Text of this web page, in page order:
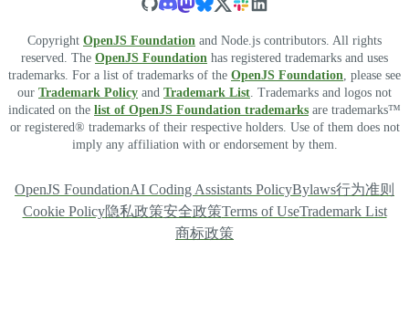
Copyright OpenJS Foundation and Node.js contributors. All rights
reserved. The OpenJS Foundation has registered trademarks and uses
trademarks. For a list of trademarks of the OpenJS Foundation , please see
our Trademark Policy and Trademark List . Trademarks and logos not
indicated on the list of OpenJS Foundation trademarks are trademarks™
or registered® trademarks of their respective holders. Use of them does not
imply any affiliation with or endorsement by them.
OpenJS FoundationAI Coding Assistants PolicyBylaws行为准则
Cookie Policy隐私政策安全政策Terms of UseTrademark List
商标政策